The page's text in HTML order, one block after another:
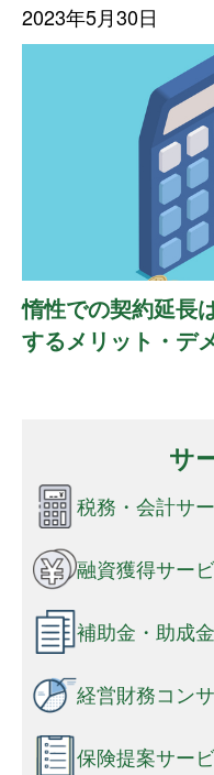
2023年5月30日
惰性での契約延長
するメリット・デ
サ
税務・会計サ
融資獲得サー
補助金・助成
経営財務コン
保険提案サー